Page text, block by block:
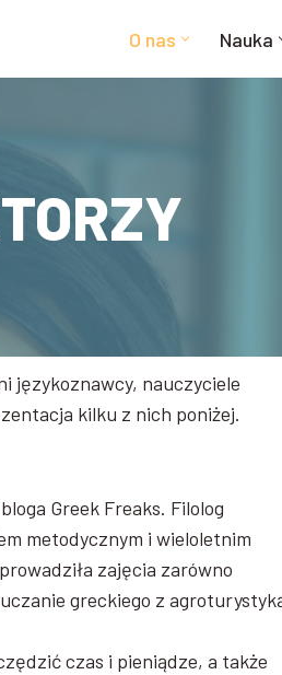
O nas Nauka
językoznawcy, nauczyciele
kilku z nich poniżej.
Greek Freaks. Filolog
metodycznym i wieloletnim
zajęcia zarówno
greckiego z
czas i pieniądze, a także